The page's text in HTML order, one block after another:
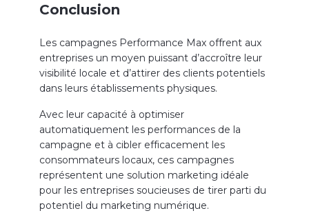
Conclusion
Les campagnes Performance Max offrent aux
entreprises un moyen puissant d’accroître leur
visibilité locale et d’attirer des clients potentiels
dans leurs établissements physiques.
Avec leur capacité à optimiser
automatiquement les performances de la
campagne et à cibler efficacement les
consommateurs locaux, ces campagnes
représentent une solution marketing idéale
pour les entreprises soucieuses de tirer parti du
potentiel du marketing numérique.